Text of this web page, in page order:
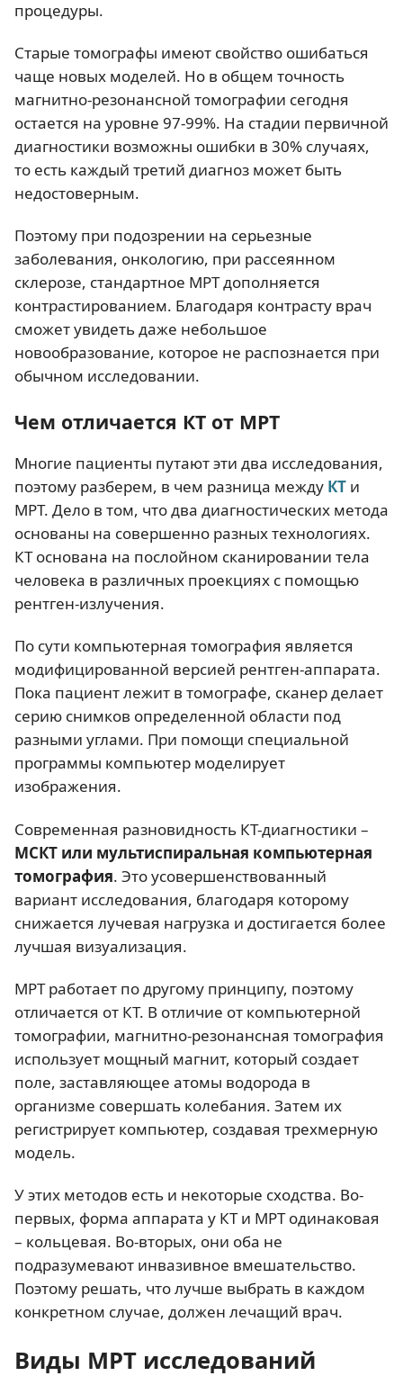
процедуры.
Старые томографы имеют свойство ошибаться
чаще новых моделей. Но в общем точность
магнитно-резонансной томографии сегодня
остается на уровне 97-99%. На стадии первичной
диагностики возможны ошибки в 30% случаях,
то есть каждый третий диагноз может быть
недостоверным.
Поэтому при подозрении на серьезные
заболевания, онкологию, при рассеянном
склерозе, стандартное МРТ дополняется
контрастированием. Благодаря контрасту врач
сможет увидеть даже небольшое
новообразование, которое не распознается при
обычном исследовании.
Чем отличается КТ от МРТ
Многие пациенты путают эти два исследования,
поэтому разберем, в чем разница между КТ и
МРТ. Дело в том, что два диагностических метода
основаны на совершенно разных технологиях.
КТ основана на послойном сканировании тела
человека в различных проекциях с помощью
рентген-излучения.
По сути компьютерная томография является
модифицированной версией рентген-аппарата.
Пока пациент лежит в томографе, сканер делает
серию снимков определенной области под
разными углами. При помощи специальной
программы компьютер моделирует
изображения.
Современная разновидность КТ-диагностики –
МСКТ или мультиспиральная компьютерная
томография. Это усовершенствованный
вариант исследования, благодаря которому
снижается лучевая нагрузка и достигается более
лучшая визуализация.
МРТ работает по другому принципу, поэтому
отличается от КТ. В отличие от компьютерной
томографии, магнитно-резонансная томография
использует мощный магнит, который создает
поле, заставляющее атомы водорода в
организме совершать колебания. Затем их
регистрирует компьютер, создавая трехмерную
модель.
У этих методов есть и некоторые сходства. Во-
первых, форма аппарата у КТ и МРТ одинаковая
– кольцевая. Во-вторых, они оба не
подразумевают инвазивное вмешательство.
Поэтому решать, что лучше выбрать в каждом
конкретном случае, должен лечащий врач.
Виды МРТ исследований